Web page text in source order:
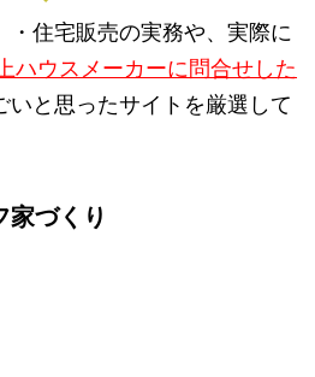
・住宅販売の実務や、実際に
ハウスメーカーに問合せした
いと思ったサイトを厳選して
家づくり